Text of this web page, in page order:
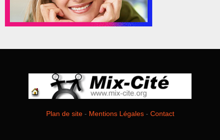
Plan de site- Mentions Légales- Contact